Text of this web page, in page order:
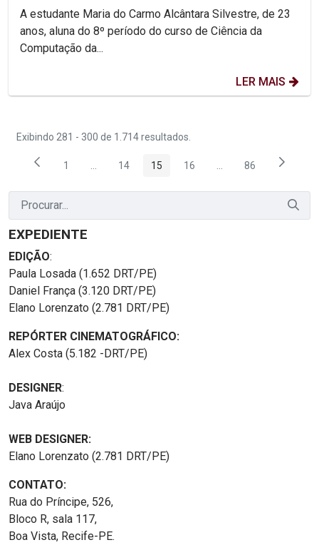
área de STEM
A estudante Maria do Carmo Alcântara Silvestre, de 23
anos, aluna do 8º período do curso de Ciência da
Computação da...
LER MAIS
Exibindo 281 - 300 de 1.714 resultados.
Página
1 Páginas intermediárias Usar ABA para navegar.
Página
14 Página
15 Página
16 PáginasPágina
86
EXPEDIENTE
EDIÇÃO:
Paula Losada (1.652 DRT/PE)
Daniel França (3.120 DRT/PE)
Elano Lorenzato (2.781 DRT/PE)
REPÓRTER CINEMATOGRÁFICO:
Alex Costa (5.182 -DRT/PE)
DESIGNER:
Java Araújo
WEB DESIGNER:
Elano Lorenzato (2.781 DRT/PE)
CONTATO:
Rua do Príncipe, 526,
Bloco R, sala 117,
Boa Vista, Recife-PE.